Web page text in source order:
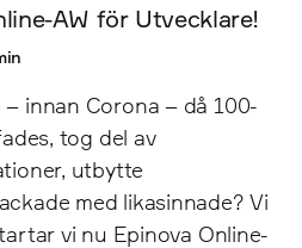
AW för Utvecklare!
innan Corona – då 100-
tog del av
utbytte
med likasinnade? Vi
vi nu Epinova Online-